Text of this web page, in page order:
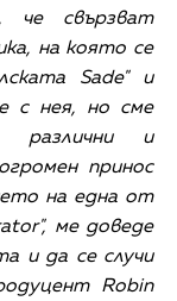
че свързват
на която се
Sade" и
с нея, но сме
различни и
принос
на една от
ме доведе
и да се случи
Robin